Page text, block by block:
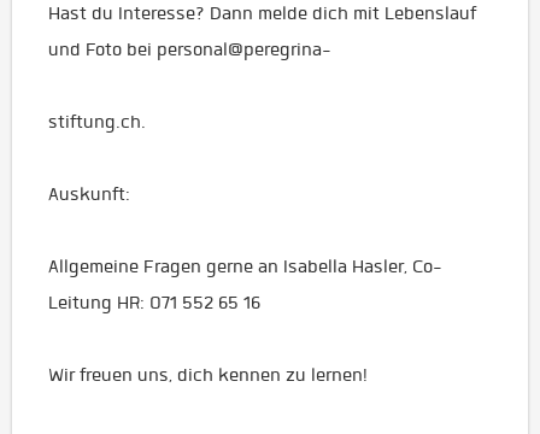
Hast du Interesse? Dann melde dich mit Lebenslauf
und Foto bei personal@peregrina-
stiftung.ch.
Auskunft:
Allgemeine Fragen gerne an Isabella Hasler, Co-
Leitung HR: 071 552 65 16
Wir freuen uns, dich kennen zu lernen!